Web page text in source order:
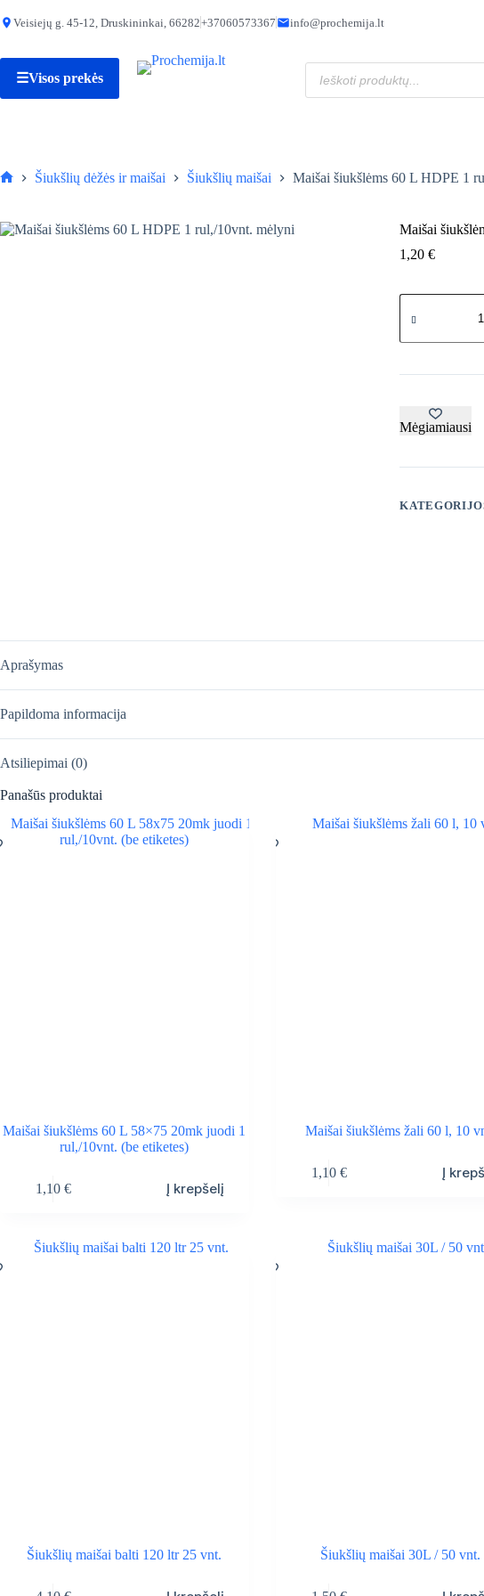
to
Maišai šiukšlėms 60 L HDPE 1 rul,/10vnt. mėlyni
produkto
šiukšlėms
Veisiejų g. 45-12, Druskininkai, 66282+37060573367 info@prochemija.lt
☰Visos prekės
Produktų
paieška
Šiukšlių dėžės ir maišai Šiukšlių maišai Maišai šiukšlėms 60 L HDPE 1
Maišai
1,20€
produkto
kiekis:
šiukšlėms
L
rul,/10vnt.
mėlyni
Mėgiamiausi
Aprašymas
Papildoma informacija
Atsiliepimai (0)
Panašūs produktai
Maišai šiukšlėms 60 L 58×75 20mk juodi 1
rul,/10vnt. (be etiketes)
1,10 € Į krepšelį
Maišai šiukšlėms žali 60 l, 10
1,10 € Į
Šiukšlių maišai balti 120 ltr 25 vnt. Šiukšlių maišai 30L / 50 vnt.